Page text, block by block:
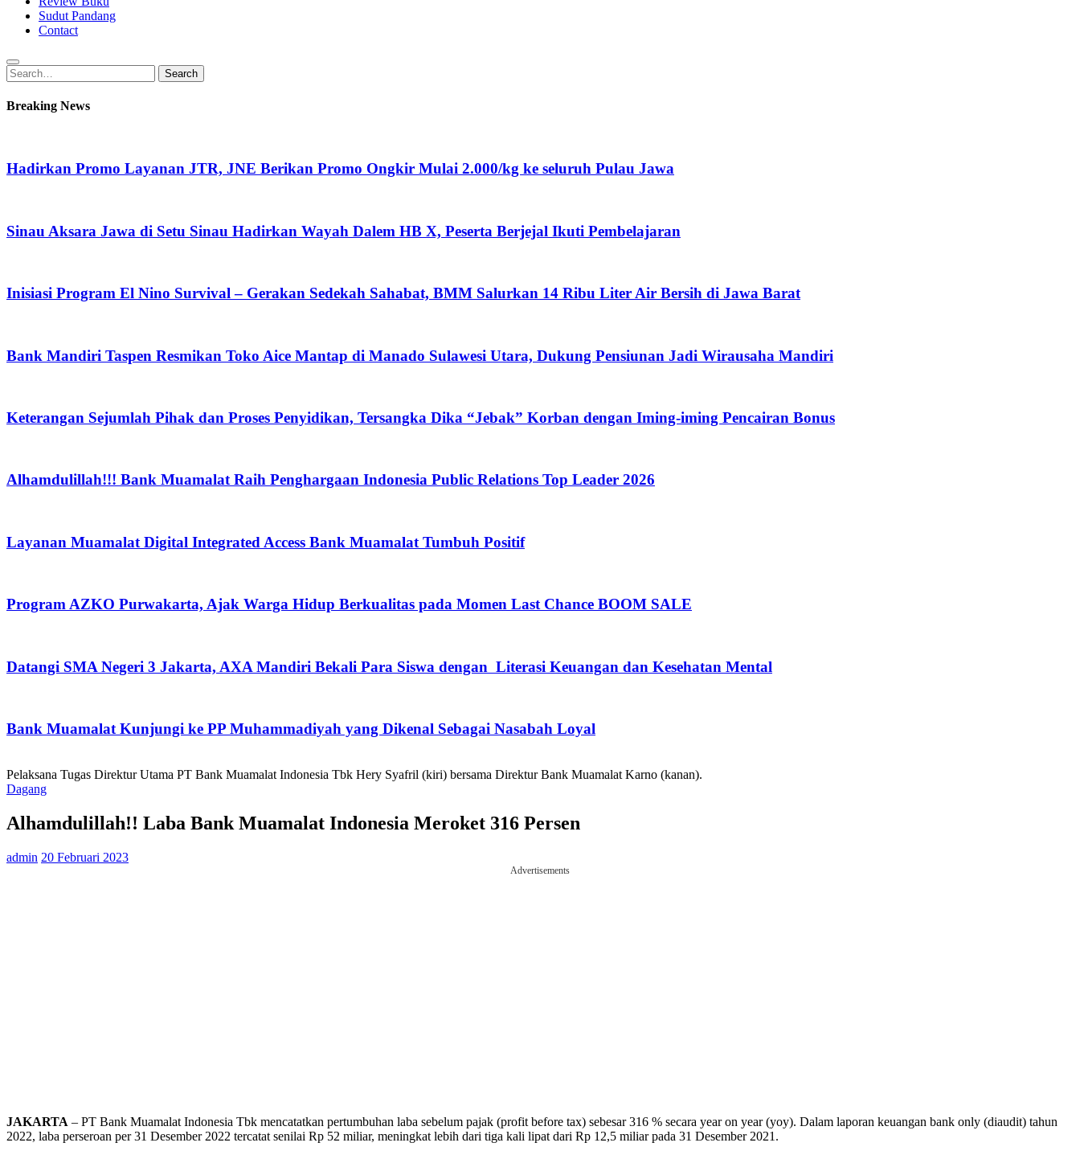
Sudut Pandang
Contact
Search
for:
Search
Breaking News
Hadirkan Promo Layanan JTR, JNE Berikan Promo Ongkir Mulai 2.000/kg ke seluruh Pulau Jawa
Sinau Aksara Jawa di Setu Sinau Hadirkan Wayah Dalem HB X, Peserta Berjejal Ikuti Pembelajaran
Inisiasi Program El Nino Survival – Gerakan Sedekah Sahabat, BMM Salurkan 14 Ribu Liter Air Bersih di Jawa Barat
Bank Mandiri Taspen Resmikan Toko Aice Mantap di Manado Sulawesi Utara, Dukung Pensiunan Jadi Wirausaha Mandiri
Keterangan Sejumlah Pihak dan Proses Penyidikan, Tersangka Dika “Jebak” Korban dengan Iming-iming Pencairan Bonus
Alhamdulillah!!! Bank Muamalat Raih Penghargaan Indonesia Public Relations Top Leader 2026
Layanan Muamalat Digital Integrated Access Bank Muamalat Tumbuh Positif
Program AZKO Purwakarta, Ajak Warga Hidup Berkualitas pada Momen Last Chance BOOM SALE
Datangi SMA Negeri 3 Jakarta, AXA Mandiri Bekali Para Siswa dengan Literasi Keuangan dan Kesehatan Mental
Bank Muamalat Kunjungi ke PP Muhammadiyah yang Dikenal Sebagai Nasabah Loyal
Pelaksana Tugas Direktur Utama PT Bank Muamalat Indonesia Tbk Hery Syafril (kiri) bersama Direktur Bank Muamalat Karno (kanan).
Dagang
Alhamdulillah!! Laba Bank Muamalat Indonesia Meroket 316 Persen
admin 20 Februari 2023
Advertisements
JAKARTA – PT Bank Muamalat Indonesia Tbk mencatatkan pertumbuhan laba sebelum pajak (profit before tax) sebesar 316 % secara year on year (yoy). Dalam laporan keuangan bank only (diaudit) tahun
2022, laba perseroan per 31 Desember 2022 tercatat senilai Rp 52 miliar, meningkat lebih dari tiga kali lipat dari Rp 12,5 miliar pada 31 Desember 2021.